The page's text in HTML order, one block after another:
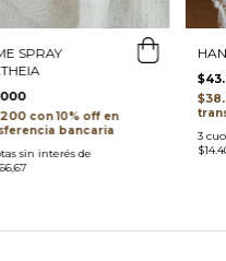
SPRAY
con
bancaria
sin interés de
3